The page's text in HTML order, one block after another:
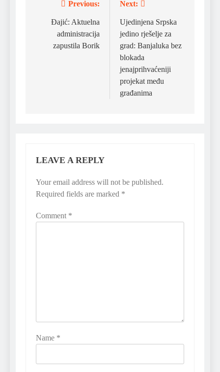
navigation
Previous:
Đajić: Aktuelna
administracija
zapustila Borik
Next:
Ujedinjena Srpska
jedino rješelje za
grad: Banjaluka bez
blokada
jenajprihvaćeniji
projekat među
građanima
LEAVE A REPLY
Your email address will not be published.
Required fields are marked *
Comment *
Name *